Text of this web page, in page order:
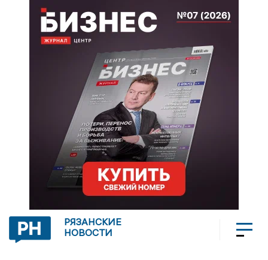
РЯЗАНСКИЕ
НОВОСТИ